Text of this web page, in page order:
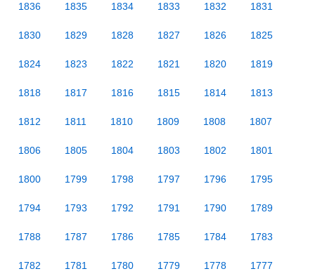
1836 1835 1834 1833 1832 1831
1830 1829 1828 1827 1826 1825
1824 1823 1822 1821 1820 1819
1818 1817 1816 1815 1814 1813
1812 1811 1810 1809 1808 1807
1806 1805 1804 1803 1802 1801
1800 1799 1798 1797 1796 1795
1794 1793 1792 1791 1790 1789
1788 1787 1786 1785 1784 1783
1782 1781 1780 1779 1778 1777